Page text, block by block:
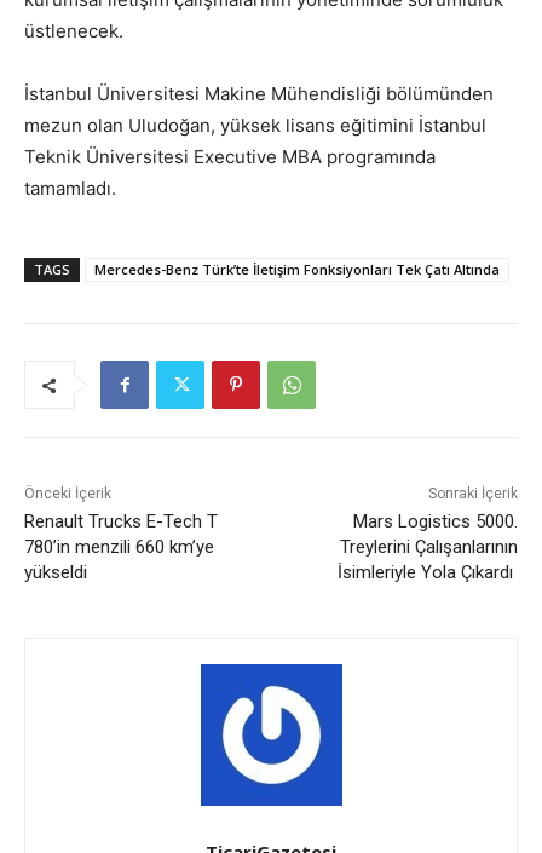
üstlenecek.
İstanbul Üniversitesi Makine Mühendisliği bölümünden
mezun olan Uludoğan, yüksek lisans eğitimini İstanbul
Teknik Üniversitesi Executive MBA programında
tamamladı.
TAGS Mercedes-Benz Türk’te İletişim Fonksiyonları Tek Çatı Altında
Önceki İçerik
Renault Trucks E-Tech T
780’in menzili 660 km’ye
yükseldi
Sonraki İçerik
Mars Logistics 5000.
Treylerini Çalışanlarının
İsimleriyle Yola Çıkardı